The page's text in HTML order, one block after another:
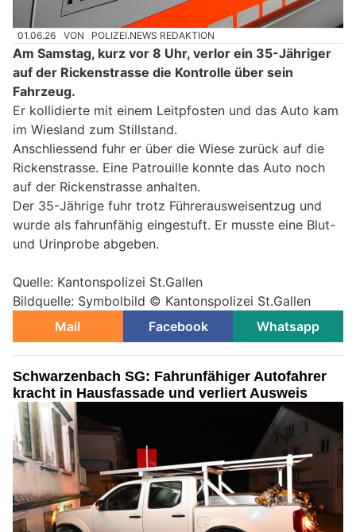
01.06.26 VON POLIZEI.NEWS REDAKTION
Am Samstag, kurz vor 8 Uhr, verlor ein 35-Jähriger
auf der Rickenstrasse die Kontrolle über sein
Fahrzeug.
Er kollidierte mit einem Leitpfosten und das Auto kam
im Wiesland zum Stillstand.
Anschliessend fuhr er über die Wiese zurück auf die
Rickenstrasse. Eine Patrouille konnte das Auto noch
auf der Rickenstrasse anhalten.
Der 35-Jährige fuhr trotz Führerausweisentzug und
wurde als fahrunfähig eingestuft. Er musste eine Blut-
und Urinprobe abgeben.
Quelle: Kantonspolizei St.Gallen
Bildquelle: Symbolbild © Kantonspolizei St.Gallen
Mail
Facebook Whatsapp
Schwarzenbach SG: Fahrunfähiger Autofahrer
kracht in Hausfassade und verliert Ausweis